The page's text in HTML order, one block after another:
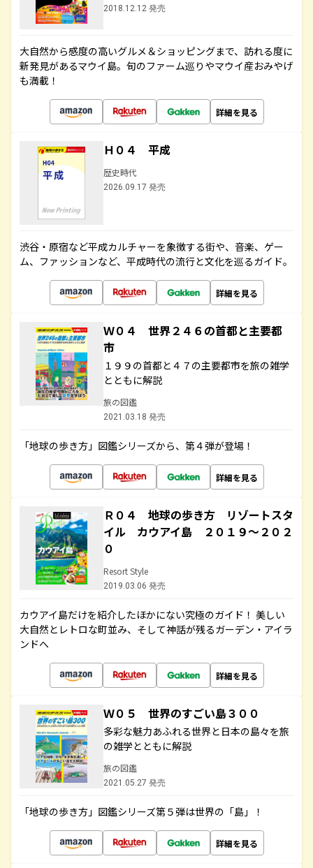
2018.12.12 発売
大自然から感度の高いグルメ＆ショッピングまで、訪れる度に
新発見があるマウイ島。旬のファーム巡りやマウイ産おみやげ
も満載！
詳細を見る
Ｈ０４ 平成
歴史時代
2026.09.17 発売
渋谷・原宿など平成カルチャーを象徴する街や、音楽、ゲー
ム、ファッションなど、平成時代の流行と文化を巡るガイド。
詳細を見る
Ｗ０４ 世界２４６の首都と主要都
市
１９９の首都と４７の主要都市を旅の雑学
とともに解説
旅の図鑑
2021.03.18 発売
「地球の歩き方」図鑑シリーズから、第４弾が登場！
詳細を見る
Ｒ０４ 地球の歩き方 リゾートスタ
イル カウアイ島 ２０１９～２０２
０
Resort Style
2019.03.06 発売
カウアイ島だけを紹介したほかにない究極のガイド！ 美しい
大自然とレトロな町並み、そして神話が残るガーデン・アイラ
ンドへ
詳細を見る
Ｗ０５ 世界のすごい島３００
多彩な魅力あふれる世界と日本の島々を旅
の雑学とともに解説
旅の図鑑
2021.05.27 発売
「地球の歩き方」図鑑シリーズ第５弾は世界の「島」！
詳細を見る